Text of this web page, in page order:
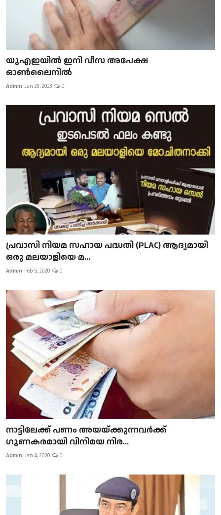
യുഎഇയിൽ ഇനി വീസ അപേക്ഷ
ഓൺലൈനിൽ
Admin Jan 23, 2023 0
പ്രവാസി നിയമ സഹായ പദ്ധതി (PLAC) ആദ്യമായി
ഒരു മലയാളിയെ മ...
Admin Feb 5, 2020 0
നാട്ടിലേക്ക് പണം അയയ്ക്കുന്നവർക്ക്
ഗുണകരമായി വിനിമയ നിര...
Admin Jan 4, 2020 0